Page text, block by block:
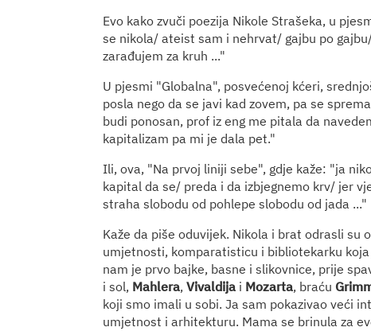
Evo kako zvuči poezija Nikole Strašeka, u
se nikola/ ateist sam i nehrvat/ gajbu po
zarađujem za kruh ..."
U pjesmi "Globalna", posvećenoj kćeri,
posla nego da se javi kad zovem, pa se
budi ponosan, prof iz eng me pitala da
kapitalizam pa mi je dala pet."
Ili, ova, "Na prvoj liniji sebe", gdje kaže: "ja
kapital da se/ preda i da izbjegnemo krv/ jer
straha slobodu od pohlepe slobodu od jada ..."
Kaže da piše oduvijek. Nikola i brat odrasli su
umjetnosti, komparatisticu i bibliotekarku
nam je prvo bajke, basne i slikovnice, prije
i sol, Mahlera, Vivaldijai Mozarta, braću
koji smo imali u sobi. Ja sam pokazivao veći
umjetnost i arhitekturu. Mama se brinula za